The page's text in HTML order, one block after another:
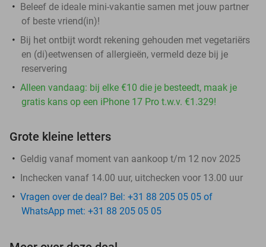
Beleef de ideale mini-vakantie samen met jouw partner
of beste vriend(in)!
Bij het ontbijt wordt rekening gehouden met vegetariërs
en (di)eetwensen of allergieën, vermeld deze bij je
reservering
Alleen vandaag: bij elke €10 die je besteedt, maak je
gratis kans op een iPhone 17 Pro t.w.v. €1.329!
Grote kleine letters
Geldig vanaf moment van aankoop t/m 12 nov 2025
Inchecken vanaf 14.00 uur, uitchecken voor 13.00 uur
Vragen over de deal? Bel: +31 88 205 05 05 of
WhatsApp met: +31 88 205 05 05